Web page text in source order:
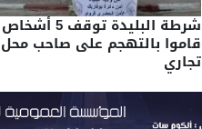
شرطة البليدة توقف 5 أشخاص
قاموا بالتهجم على صاحب محل
تجاري